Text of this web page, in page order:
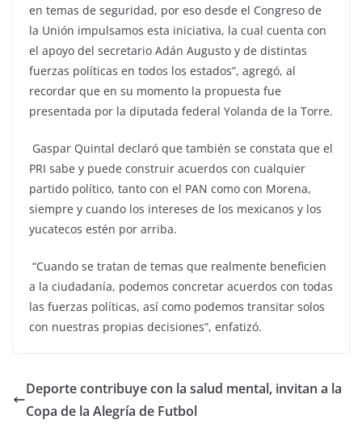
en temas de seguridad, por eso desde el Congreso de
la Unión impulsamos esta iniciativa, la cual cuenta con
el apoyo del secretario Adán Augusto y de distintas
fuerzas políticas en todos los estados”, agregó, al
recordar que en su momento la propuesta fue
presentada por la diputada federal Yolanda de la Torre.
Gaspar Quintal declaró que también se constata que el
PRI sabe y puede construir acuerdos con cualquier
partido político, tanto con el PAN como con Morena,
siempre y cuando los intereses de los mexicanos y los
yucatecos estén por arriba.
“Cuando se tratan de temas que realmente beneficien
a la ciudadanía, podemos concretar acuerdos con todas
las fuerzas políticas, así como podemos transitar solos
con nuestras propias decisiones”, enfatizó.
Deporte contribuye con la salud mental, invitan a la
Copa de la Alegría de Futbol